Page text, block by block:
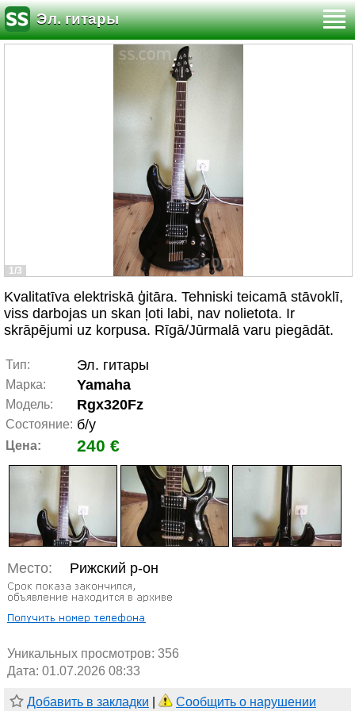
Эл. гитары
1/3
Kvalitatīva elektriskā ģitāra. Tehniski teicamā stāvoklī,
viss darbojas un skan ļoti labi, nav nolietota. Ir
skrāpējumi uz korpusa. Rīgā/Jūrmalā varu piegādāt.
Тип: Эл. гитары
Марка: Yamaha
Модель: Rgx320Fz
Состояние: б/у
Цена: 240 €
Место: Рижский р-он
Уникальных просмотров: 356
Дата: 01.07.2026 08:33
Добавить в закладки Сообщить о нарушении